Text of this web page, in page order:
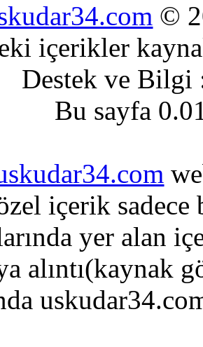
©
içerikler
Destek ve
Bu sayfa
içerik sadece
yer alan
alıntı(kaynak